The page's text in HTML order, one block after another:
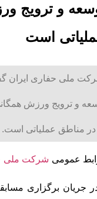
و ترویج
است
ملی حفاری ایران
و ترویج ورزش
مناطق عملیاتی است.
عمومی شرکت ملی